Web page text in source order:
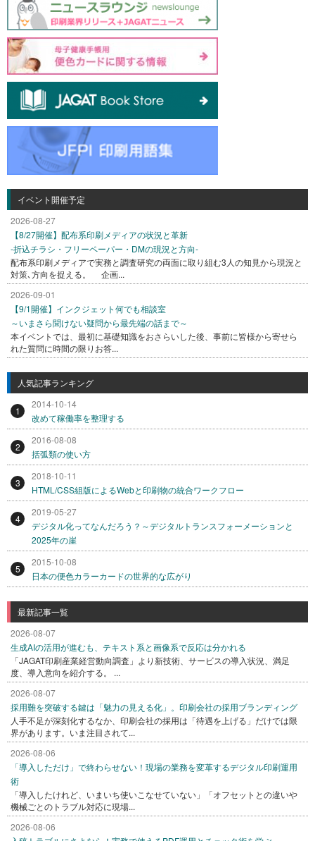
イベント開催予定
2026-08-27
【8/27開催】配布系印刷メディアの状況と革新
-折込チラシ・フリーペーパー・DMの現況と方向-
配布系印刷メディアで実務と調査研究の両面に取り組む3人の知見から現況と
対策､方向を捉える。 企画...
2026-09-01
【9/1開催】インクジェット何でも相談室
～いまさら聞けない疑問から最先端の話まで～
本イベントでは、最初に基礎知識をおさらいした後、事前に皆様から寄せら
れた質問に時間の限りお答...
人気記事ランキング
1
2014-10-14
改めて稼働率を整理する
2
2016-08-08
括弧類の使い方
3
2018-10-11
HTML/CSS組版によるWebと印刷物の統合ワークフロー
4
2019-05-27
デジタル化ってなんだろう？～デジタルトランスフォーメーションと
2025年の崖
5
2015-10-08
日本の便色カラーカードの世界的な広がり
最新記事一覧
2026-08-07
生成AIの活用が進むも、テキスト系と画像系で反応は分かれる
「JAGAT印刷産業経営動向調査」より新技術、サービスの導入状況、満足
度、導入意向を紹介する。 ...
2026-08-07
採用難を突破する鍵は「魅力の見える化」。印刷会社の採用ブランディング
人手不足が深刻化するなか、印刷会社の採用は「待遇を上げる」だけでは限
界があります。いま注目されて...
2026-08-06
「導入しただけ」で終わらせない！現場の業務を変革するデジタル印刷運用
術
「導入したけれど、いまいち使いこなせていない」「オフセットとの違いや
機械ごとのトラブル対応に現場...
2026-08-06